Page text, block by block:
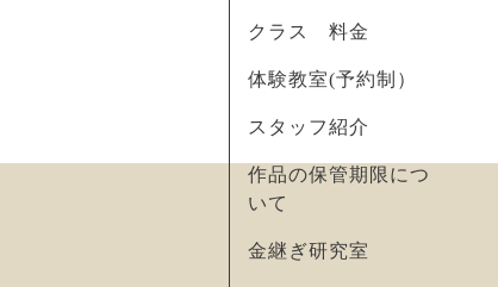
クラス 料金
体験教室(予約制）
スタッフ紹介
作品の保管期限につ
いて
金継ぎ研究室